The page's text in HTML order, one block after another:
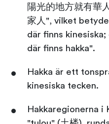
陽光的地方就有華
家人", vilket
där finns
där finns hakka".
Hakka är ett
kinesiska tecken.
Hakkaregionerna i